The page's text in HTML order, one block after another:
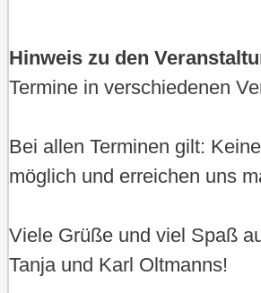
Hinweis zu den
Termine in verschiedenen
Bei allen Terminen gilt:
möglich und erreichen uns
Viele Grüße und viel Spaß
Tanja und Karl Oltmanns!